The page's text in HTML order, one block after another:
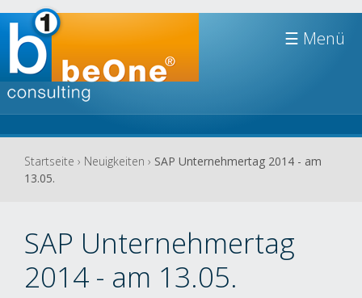
☰
Sie
sind
Startseite › Neuigkeiten › SAP Unternehmertag 2014 - am
13.05.
SAP Unternehmertag
2014 - am 13.05.